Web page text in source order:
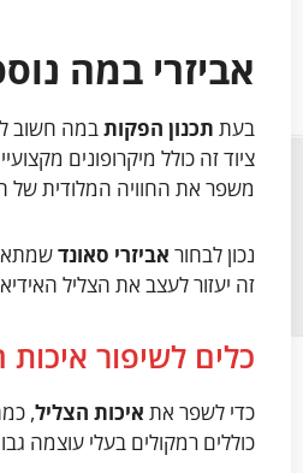
אביזרי במה
בעת תכנון הפקות במה חשוב
ציוד זה כולל מיקרופונים
משפר את החוויה המלודית של
נכון לבחור אביזרי סאונד
זה יעזור לעצב את הצליל
כלים לשיפור איכות
כדי לשפר את איכות הצליל,
כוללים רמקולים בעלי עוצמה